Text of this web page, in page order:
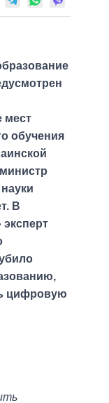
мест
обучения
В
цифровую